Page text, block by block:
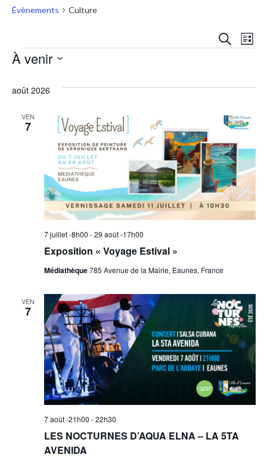
Évènements Culture
vues
LISTE
À venir
date.
août 2026
VEN
7
Exposition « Voyage Estival »
7 juillet -8h00 -29 août -17h00
Médiathèque785 Avenue de la Mairie, Eaunes, France
VEN
7
LES NOCTURNES D’AQUA ELNA – LA 5TA
AVENIDA
7 août -21h00 -22h30